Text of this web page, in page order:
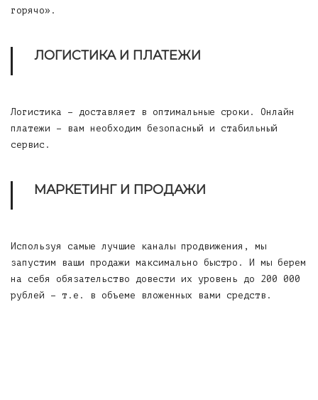
горячо».
ЛОГИСТИКА И ПЛАТЕЖИ
Логистика – доставляет в оптимальные сроки. Онлайн
платежи – вам необходим безопасный и стабильный
сервис.
МАРКЕТИНГ И ПРОДАЖИ
Используя самые лучшие каналы продвижения, мы
запустим ваши продажи максимально быстро. И мы берем
на себя обязательство довести их уровень до 200 000
рублей – т.е. в объеме вложенных вами средств.